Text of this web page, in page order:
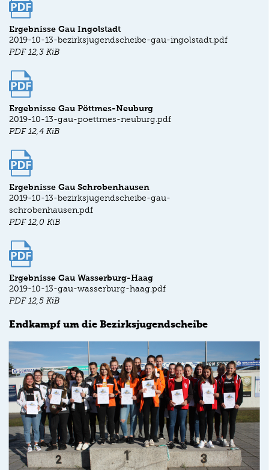
Ergebnisse Gau Ingolstadt
2019-10-13-bezirksjugendscheibe-gau-ingolstadt.pdf
PDF 12,3 KiB
Ergebnisse Gau Pöttmes-Neuburg
2019-10-13-gau-poettmes-neuburg.pdf
PDF 12,4 KiB
Ergebnisse Gau Schrobenhausen
2019-10-13-bezirksjugendscheibe-gau-
schrobenhausen.pdf
PDF 12,0 KiB
Ergebnisse Gau Wasserburg-Haag
2019-10-13-gau-wasserburg-haag.pdf
PDF 12,5 KiB
Endkampf um die Bezirksjugendscheibe